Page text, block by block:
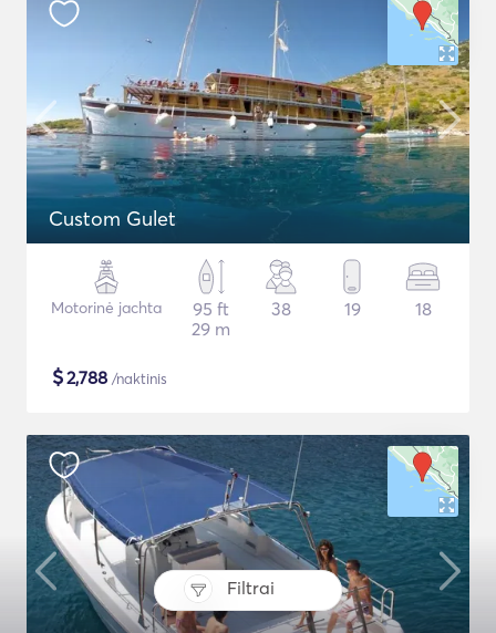
Filtrai
Custom Gulet
Motorinė jachta
95 ft
29 m
38 19 18
$2,788 /naktinis